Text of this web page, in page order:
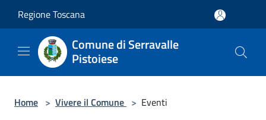
Regione Toscana
Comune di Serravalle
Pistoiese
Home > Vivere il Comune > Eventi